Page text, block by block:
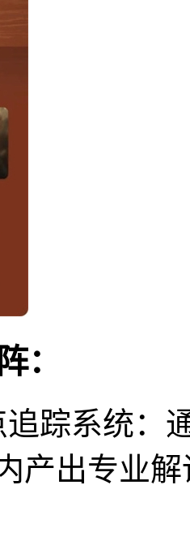
：
追踪系统：
产出专业